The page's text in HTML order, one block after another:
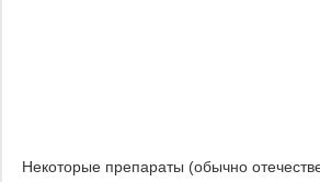
Некоторые препараты (обычно